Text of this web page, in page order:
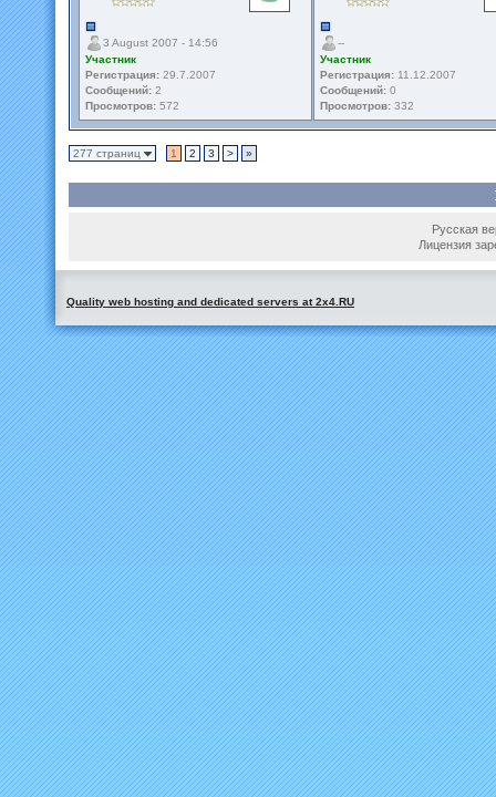
3 August 2007 - 14:56
Участник
Регистрация: 29.7.2007
Сообщений: 2
Просмотров: 572
--
Участник
Регистрация: 11.12.2007
Сообщений: 0
Просмотров: 332
277 страниц 1 2 3 > »
Русская
Лицензия
Quality web hosting and dedicated servers at 2x4.RU